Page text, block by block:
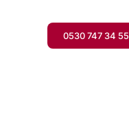
0530 747 34 55